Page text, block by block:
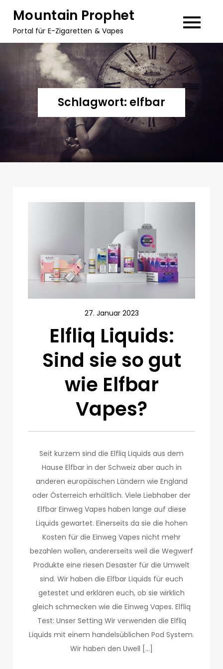
content
Mountain Prophet
Portal für E-Zigaretten & Vapes
Schlagwort: elfbar
27. Januar 2023
Elfliq Liquids:
Sind sie so gut
wie Elfbar
Vapes?
Seit kurzem sind die Elfliq Liquids aus dem
Hause Elfbar in der Schweiz aber auch in
anderen europäischen Ländern wie England
oder Österreich erhältlich. Viele Liebhaber der
Elfbar Einweg Vapes haben lange auf diese
Liquids gewartet. Einerseits da sie die hohen
Kosten für die Einweg Vapes nicht mehr
bezahlen wollen, andererseits weil die Wegwerf
Produkte eine riesen Desaster für die Umwelt
sind. Wir haben die Elfbar Liquids für euch
getestet und erklären euch, ob sie wirklich
gleich schmecken wie die Einweg Vapes. Elfliq
Test: Unser Setting Wir verwenden die Elfliq
Liquids mit einem handelsüblichen Pod System.
Wir haben den Uwell […]